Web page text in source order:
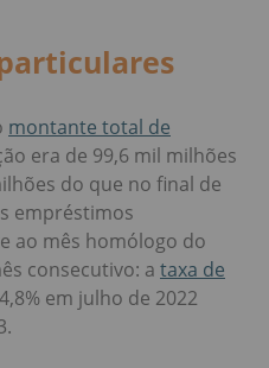
montante total de
era de 99,6 mil milhões
do que no final de
empréstimos
ao mês homólogo do
consecutivo: a taxa de
em julho de 2022